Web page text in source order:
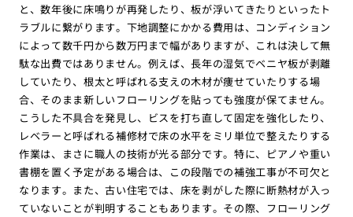
と、数年後に床鳴りが再発したり、板が浮いてきたりといったト
ラブルに繋がります。下地調整にかかる費用は、コンディション
によって数千円から数万円まで幅がありますが、これは決して無
駄な出費ではありません。例えば、長年の湿気でベニヤ板が剥離
していたり、根太と呼ばれる支えの木材が痩せていたりする場
合、そのまま新しいフローリングを貼っても強度が保てません。
こうした不具合を発見し、ビスを打ち直して固定を強化したり、
レベラーと呼ばれる補修材で床の水平をミリ単位で整えたりする
作業は、まさに職人の技術が光る部分です。特に、ピアノや重い
書棚を置く予定がある場合は、この段階での補強工事が不可欠と
なります。また、古い住宅では、床を剥がした際に断熱材が入っ
ていないことが判明することもあります。その際、フローリング